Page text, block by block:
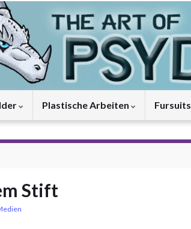
Plastische Arbeiten Fursuits
Stift